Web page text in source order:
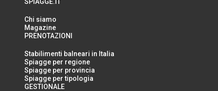
Chi siamo
Magazine
PRENOTAZIONI
Stabilimenti balneari in Italia
Spiagge per regione
Spiagge per provincia
Spiagge per tipologia
GESTIONALE